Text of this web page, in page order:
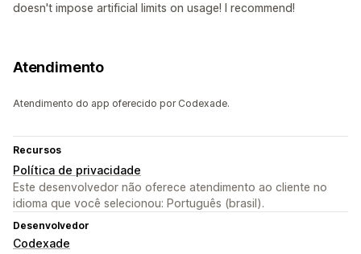
doesn't impose artificial limits on usage! I recommend!
Atendimento
Atendimento do app oferecido por Codexade.
Recursos
Política de privacidade
Este desenvolvedor não oferece atendimento ao cliente no
idioma que você selecionou: Português (brasil).
Desenvolvedor
Codexade